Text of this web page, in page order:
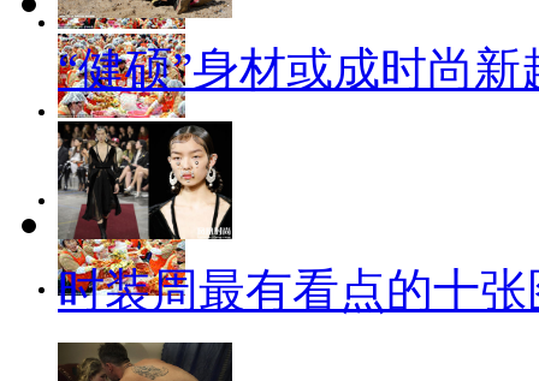
“健硕”身材或成时尚新
时装周最有看点的十张